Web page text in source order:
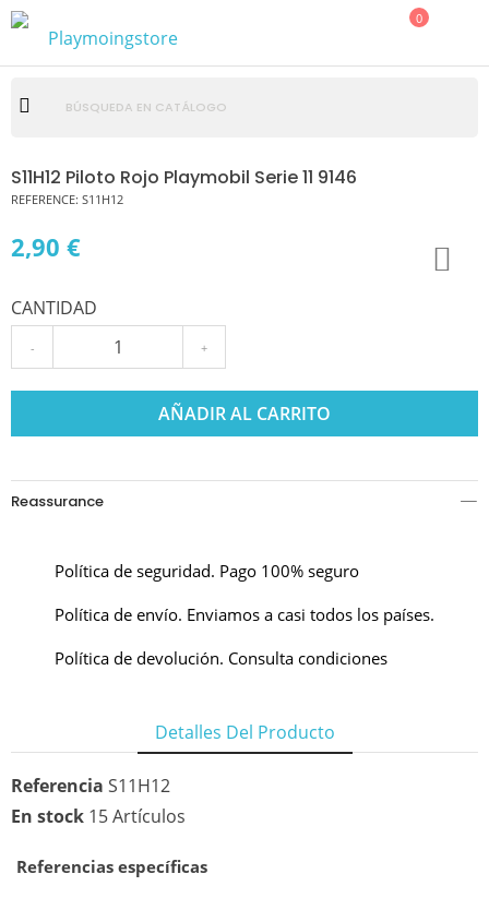
0
S11H12 Piloto Rojo Playmobil Serie 11 9146
REFERENCE: S11H12
2,90 €
CANTIDAD
- +
AÑADIR AL CARRITO
Reassurance
Política de seguridad. Pago 100% seguro
Política de envío. Enviamos a casi todos los países.
Política de devolución. Consulta condiciones
Detalles Del Producto
Referencia S11H12
En stock 15 Artículos
Referencias específicas